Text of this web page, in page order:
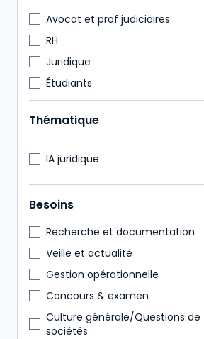
Avocat et prof judiciaires
RH
Juridique
Étudiants
Enseignants
Paie
Expert-comptable
Direction générale
Administratif et financier
Thématique
IA juridique
Besoins
Recherche et documentation
Veille et actualité
Gestion opérationnelle
Concours & examen
Culture générale/Questions de
sociétés